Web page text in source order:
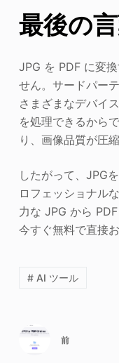
最後の
JPG を PDF に変
せん。サードパー
さまざまなデバイ
を処理できるから
り、画像品質が圧
したがって、JPG
ロフェッショナル
力な JPG から
今すぐ無料で直接
# AI ツール
前